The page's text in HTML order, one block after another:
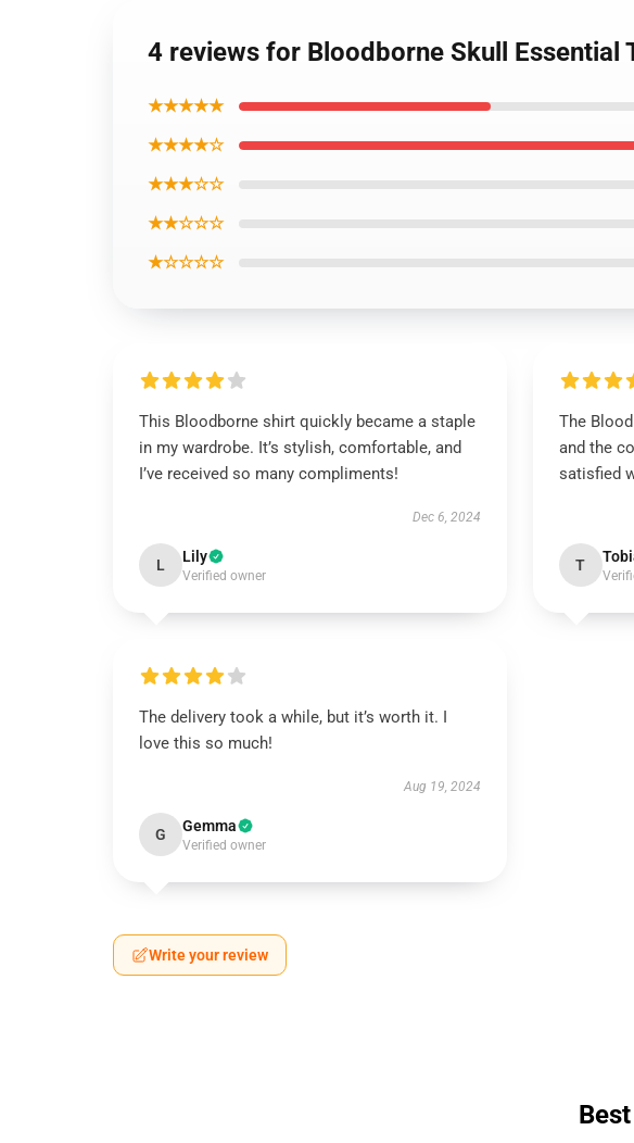
4 reviews for Bloodborne Skull Essential
★★★★★
★★★★☆
★★★☆☆
★★☆☆☆
★☆☆☆☆
This Bloodborne shirt quickly became a staple
in my wardrobe. It’s stylish, comfortable, and
I’ve received so many compliments!
Dec 6, 2024
L Lily
Verified owner
The
and the
satisfied
T
The delivery took a while, but it’s worth it. I
love this so much!
Aug 19, 2024
G Gemma
Verified owner
Write your review